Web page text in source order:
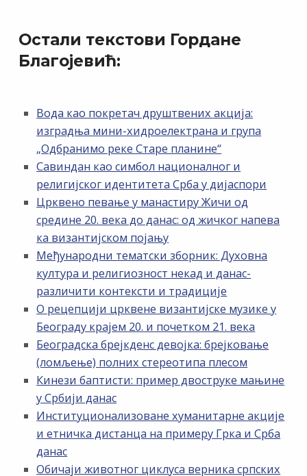
Остали текстови Гордане
Благојевић:
Вода као покретач друштвених акција:
изградња мини-хидроелектрана и група
„Одбранимо реке Старе планине“
Савиндан као симбол националног и
религијског идентитета Срба у дијаспори
Црквено певање у манастиру Жичи од
средине 20. века до данас: од жичког напева
ка византијском појању
Међународни тематски зборник: Духовна
култура и религиозност некад и данас-
различити контексти и традиције
О рецепцији црквене византијске музике у
Београду крајем 20. и почетком 21. века
Београдска брејкденс девојка: брејковање
(ломљење) полних стереотипа плесом
Кинези баптисти: пример двоструке мањине
у Србији данас
Институционализоване хуманитарне акције
и етничка дистанца на примеру Грка и Срба
данас
Обичаји животног циклуса верника српских